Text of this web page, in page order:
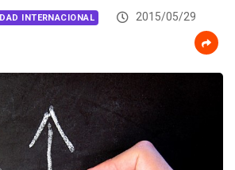
INTERNACIONAL
2015/05/29